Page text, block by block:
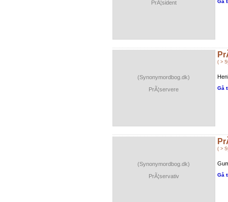
PrÃ¦sident
Gå
(Synonymordbog.dk)
PrÃ¦servere
( >
Gå
(Synonymordbog.dk)
PrÃ¦servativ
( >
Gå